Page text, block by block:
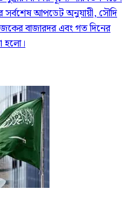
আপডেট অনুযায়ী, সৌদি
বাজারদর এবং গত দিনের
হলো।